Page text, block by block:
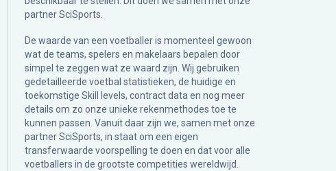
partnerSciSports
De waarde van een voetballer is momenteel gewoon
wat de teams, spelers en makelaars bepalen door
simpel te zeggen wat ze waard zijn. Wij gebruiken
gedetailleerde voetbal statistieken, de huidige en
toekomstige Skill levels, contract data en nog meer
details om zo onze unieke rekenmethodes toe te
kunnen passen. Vanuit daar zijn we, samen met onze
partner SciSports, in staat om een eigen
transferwaarde voorspelling te doen en dat voor alle
voetballers in de grootste competities wereldwijd.